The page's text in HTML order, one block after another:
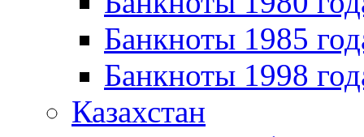
Банкноты 1985
Банкноты 1998
Казахстан